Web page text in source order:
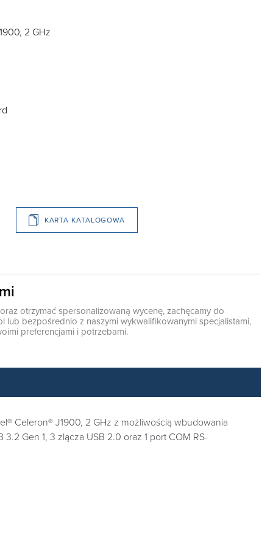
2 GHz
KARTA KATALOGOWA
otrzymać spersonalizowaną wycenę, zachęcamy do
lub bezpośrednio z naszymi wykwalifikowanymi specjalistami,
preferencjami i potrzebami.
Celeron® J1900, 2 GHz z możliwością wbudowania
Gen 1, 3 zlącza USB 2.0 oraz 1 port COM RS-